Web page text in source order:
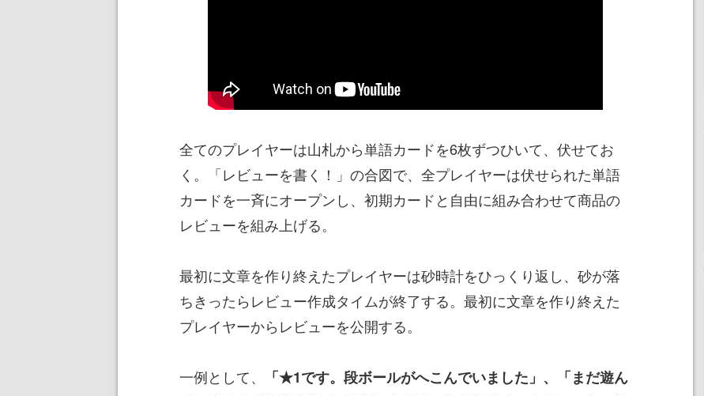
全てのプレイヤーは山札から単語カードを6枚ずつひいて、伏せてお
く。「レビューを書く！」の合図で、全プレイヤーは伏せられた単語
カードを一斉にオープンし、初期カードと自由に組み合わせて商品の
レビューを組み上げる。
最初に文章を作り終えたプレイヤーは砂時計をひっくり返し、砂が落
ちきったらレビュー作成タイムが終了する。最初に文章を作り終えた
プレイヤーからレビューを公開する。
一例として、
「★1です。段ボールがへこんでいました」、「まだ遊ん